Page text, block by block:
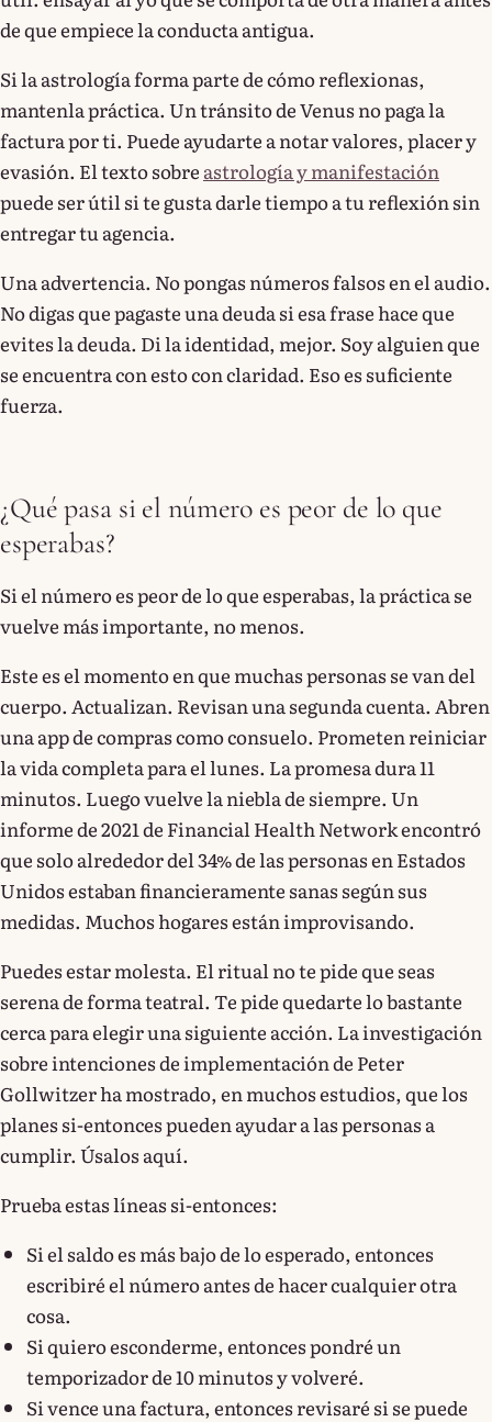
de que empiece la conducta antigua.
Si la astrología forma parte de cómo reflexionas,
mantenla práctica. Un tránsito de Venus no paga la
factura por ti. Puede ayudarte a notar valores, placer y
evasión. El texto sobre astrología y manifestación
puede ser útil si te gusta darle tiempo a tu reflexión sin
entregar tu agencia.
Una advertencia. No pongas números falsos en el audio.
No digas que pagaste una deuda si esa frase hace que
evites la deuda. Di la identidad, mejor. Soy alguien que
se encuentra con esto con claridad. Eso es suficiente
fuerza.
¿Qué pasa si el número es peor de lo que
esperabas?
Si el número es peor de lo que esperabas, la práctica se
vuelve más importante, no menos.
Este es el momento en que muchas personas se van del
cuerpo. Actualizan. Revisan una segunda cuenta. Abren
una app de compras como consuelo. Prometen reiniciar
la vida completa para el lunes. La promesa dura 11
minutos. Luego vuelve la niebla de siempre. Un
informe de 2021 de Financial Health Network encontró
que solo alrededor del 34% de las personas en Estados
Unidos estaban financieramente sanas según sus
medidas. Muchos hogares están improvisando.
Puedes estar molesta. El ritual no te pide que seas
serena de forma teatral. Te pide quedarte lo bastante
cerca para elegir una siguiente acción. La investigación
sobre intenciones de implementación de Peter
Gollwitzer ha mostrado, en muchos estudios, que los
planes si-entonces pueden ayudar a las personas a
cumplir. Úsalos aquí.
Prueba estas líneas si-entonces:
Si el saldo es más bajo de lo esperado, entonces
escribiré el número antes de hacer cualquier otra
cosa.
Si quiero esconderme, entonces pondré un
temporizador de 10 minutos y volveré.
Si vence una factura, entonces revisaré si se puede